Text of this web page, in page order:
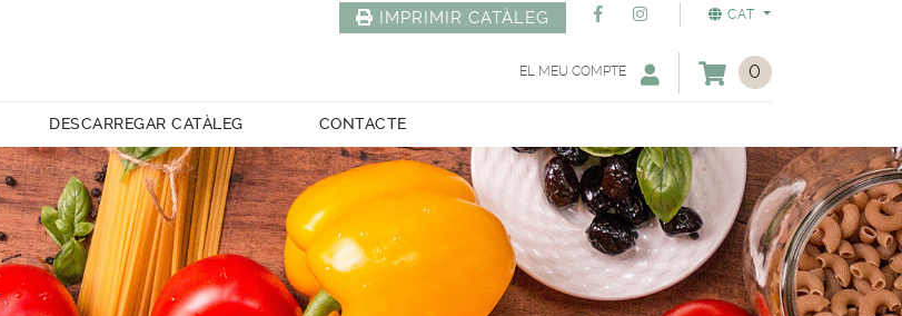
CAT
IMPRIMIR CATÀLEG
0
EL MEU COMPTE
DESCARREGAR CATÀLEG CONTACTE